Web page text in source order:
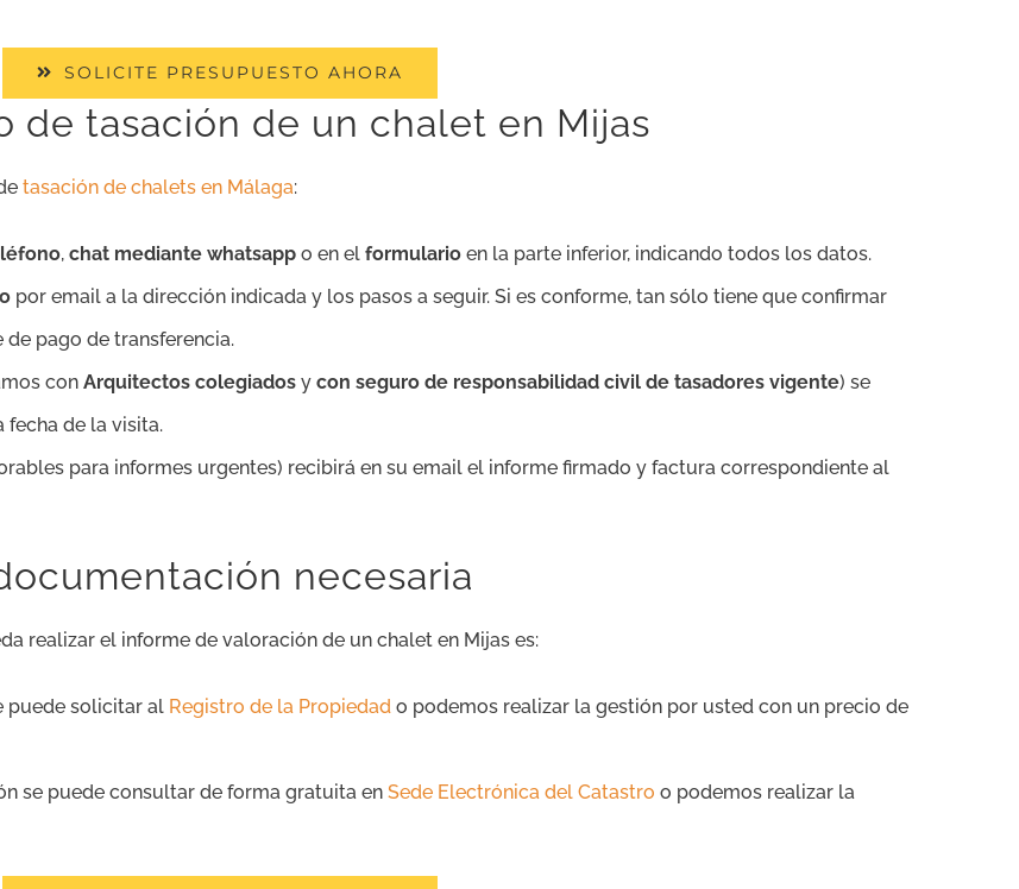
SOLICITE PRESUPUESTO AHORA
de tasación de un chalet en Mijas
tasación de chalets en Málaga:
, chat mediante whatsapp o en el formulario en la parte inferior, indicando todos los datos.
por email a la dirección indicada y los pasos a seguir. Si es conforme, tan sólo tiene que confirmar
pago de transferencia.
con Arquitectos colegiados y con seguro de responsabilidad civil de tasadores vigente) se
de la visita.
para informes urgentes) recibirá en su email el informe firmado y factura correspondiente al
necesaria
realizar el informe de valoración de un chalet en Mijas es:
puede solicitar al Registro de la Propiedad o podemos realizar la gestión por usted con un precio de
se puede consultar de forma gratuita en Sede Electrónica del Catastro o podemos realizar la